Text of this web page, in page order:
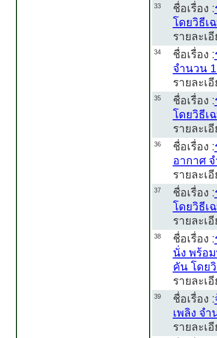
33 ชื่อเรื่อง :
โดยวิธีเ
รายละเ
34 ชื่อเรื่อง :
จำนวน 1
รายละเ
35 ชื่อเรื่อง :
โดยวิธีเ
รายละเ
36 ชื่อเรื่อง :
อากาศ
รายละเ
37 ชื่อเรื่อง :
โดยวิธีเ
รายละเ
38 ชื่อเรื่อง :
นั่ง พร้อ
คัน โดยวิ
รายละเ
39 ชื่อเรื่อง :
เพลิง จำ
รายละเ